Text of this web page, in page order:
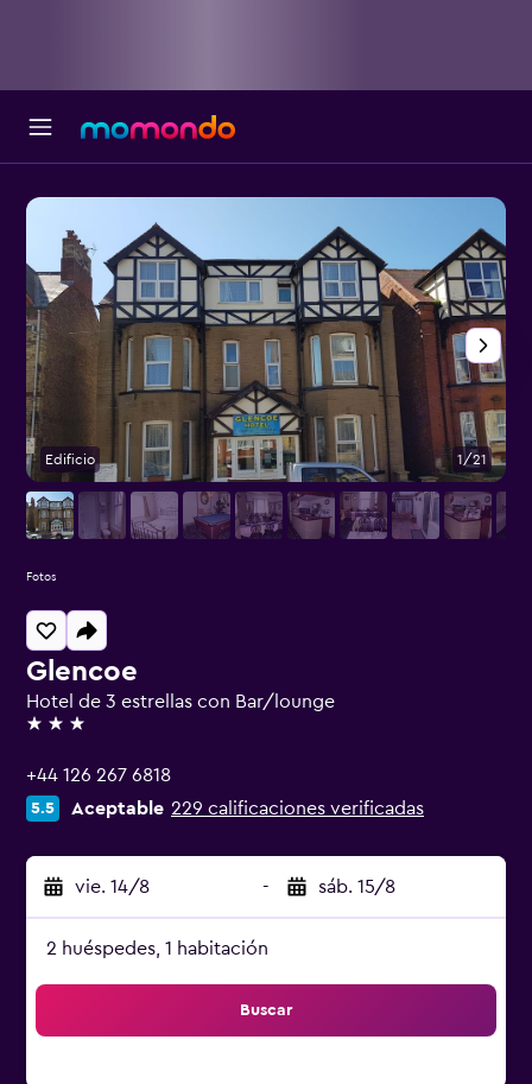
Glencoe
Hotel de 3 estrellas con Bar/lounge
3 estrellas
+44 126 267 6818
5.5 Aceptable 229 calificaciones verificadas
vie. 14/8 - sáb. 15/8
2 huéspedes, 1 habitación
Buscar
Edificio 1/21
Fotos